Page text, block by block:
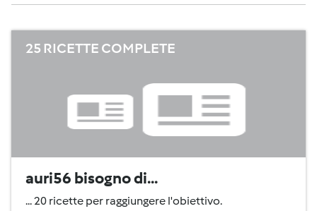
25 RICETTE COMPLETE
auri56 bisogno di...
... 20 ricette per raggiungere l'obiettivo.